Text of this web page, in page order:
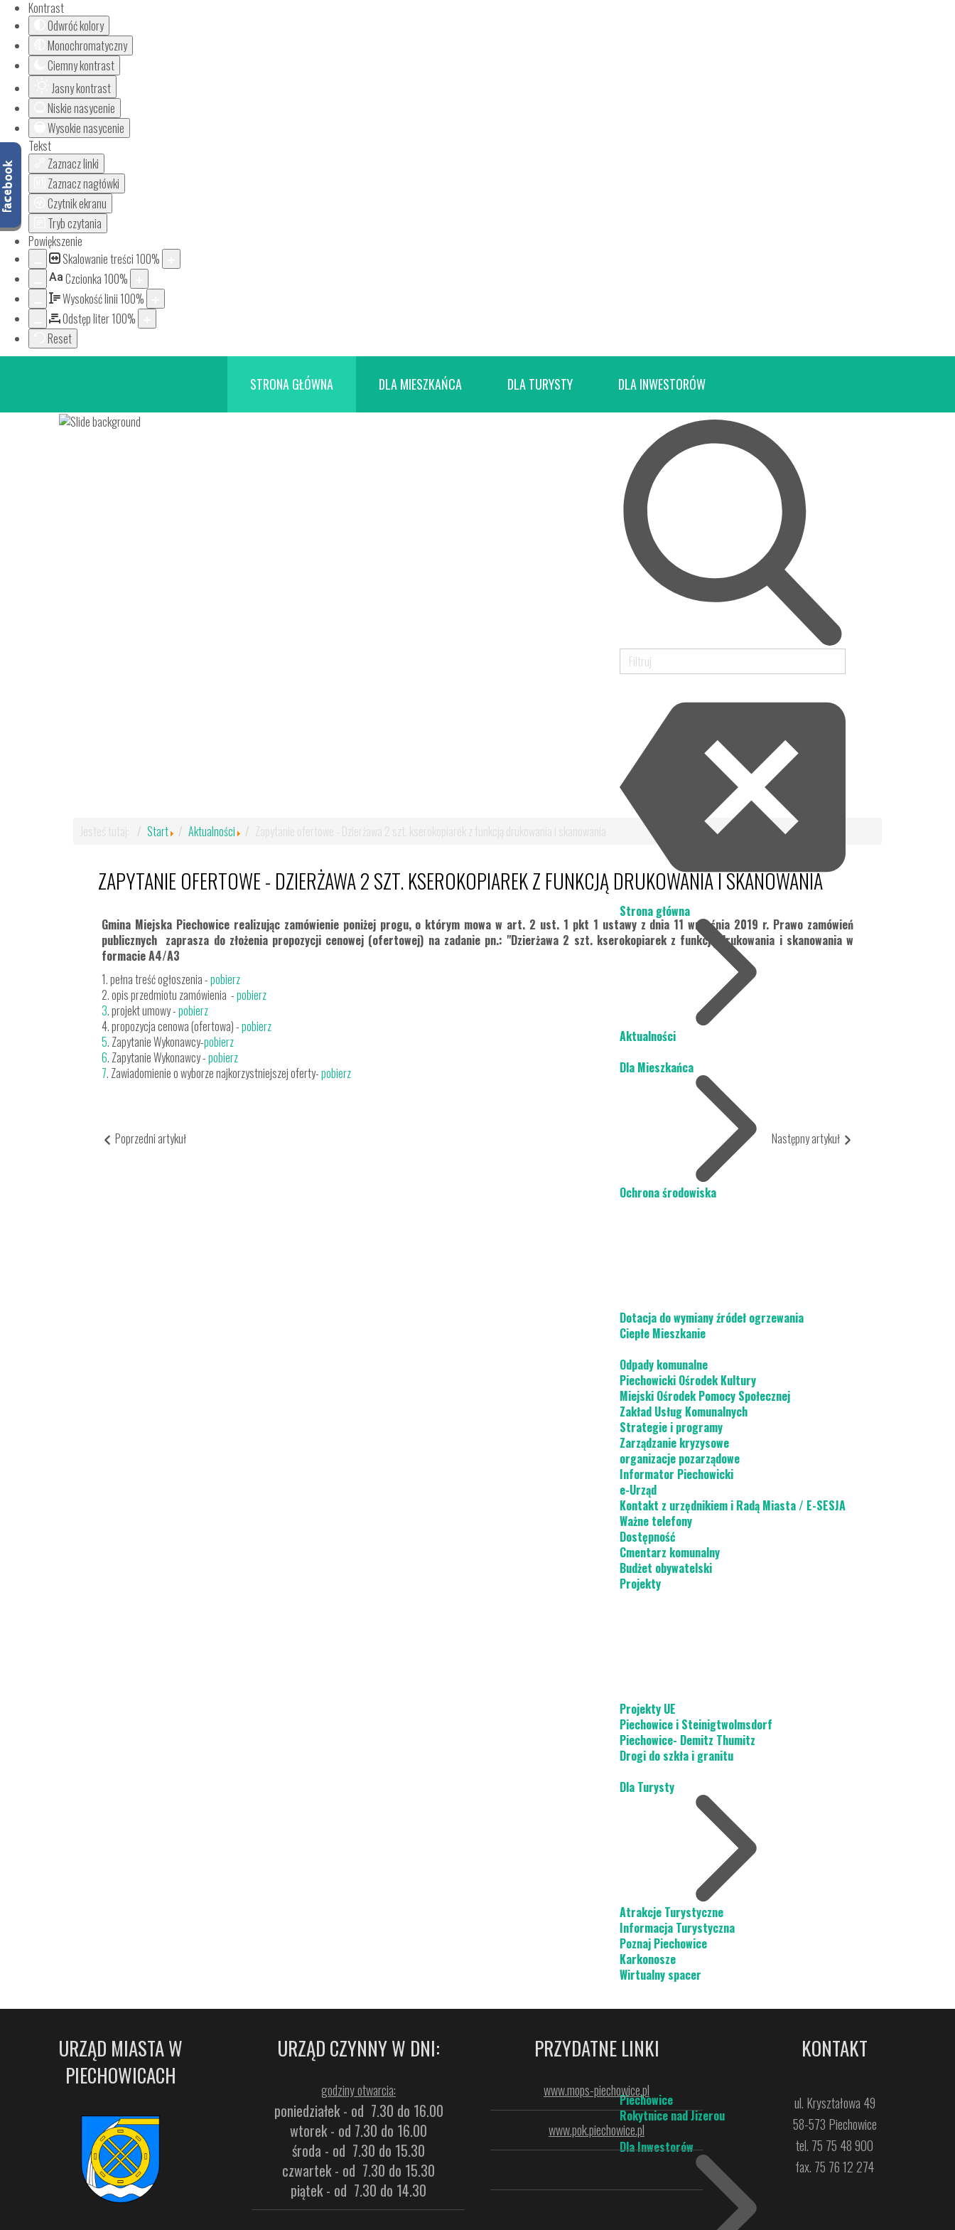
Kontrast
Odwróć kolory
Monochromatyczny
Ciemny kontrast
Jasny kontrast
Niskie nasycenie
Wysokie nasycenie
Tekst
Zaznacz linki
Zaznacz nagłówki
Czytnik ekranu
Tryb czytania
Powiększenie
Skalowanie treści 100%
Aa Czcionka 100%
Wysokość linii 100%
Odstęp liter100%
Reset
STRONA GŁÓWNA DLA MIESZKAŃCA DLA TURYSTY DLA INWESTORÓW
Strona główna
Aktualności
Dla Mieszkańca
Ochrona środowiska
Dotacja do wymiany źródeł ogrzewania
Ciepłe Mieszkanie
Odpady komunalne
Piechowicki Ośrodek Kultury
Miejski Ośrodek Pomocy Społecznej
Zakład Usług Komunalnych
Strategie i programy
Zarządzanie kryzysowe
organizacje pozarządowe
Informator Piechowicki
e-Urząd
Kontakt z urzędnikiem i Radą Miasta / E-SESJA
Ważne telefony
Dostępność
Cmentarz komunalny
Budżet obywatelski
Projekty
Projekty UE
Piechowice i Steinigtwolmsdorf
Piechowice- Demitz Thumitz
Drogi do szkła i granitu
Dla Turysty
Atrakcje Turystyczne
Informacja Turystyczna
Poznaj Piechowice
Karkonosze
Wirtualny spacer
Piechowice
Rokytnice nad Jizerou
Dla Inwestorów
Jesteś tutaj: Start Aktualności Zapytanie ofertowe - Dzierżawa 2 szt. kserokopiarek z funkcją drukowania i skanowania
ZAPYTANIE OFERTOWE - DZIERŻAWA 2 SZT. KSEROKOPIAREK Z FUNKCJĄ DRUKOWANIA I SKANOWANIA
Gmina Miejska Piechowice realizując zamówienie poniżej progu, o którym mowa w art. 2 ust. 1 pkt 1 ustawy z dnia 11 września 2019 r. Prawo zamówień
publicznych zaprasza do złożenia propozycji cenowej (ofertowej) na zadanie pn.: "Dzierżawa 2 szt. kserokopiarek z funkcją drukowania i skanowania w
formacie A4/A3
1. pełna treść ogłoszenia -pobierz
2. opis przedmiotu zamówienia -pobierz
3. projekt umowy -pobierz
4. propozycja cenowa (ofertowa) -pobierz
5. Zapytanie Wykonawcy-pobierz
6. Zapytanie Wykonawcy -pobierz
7. Zawiadomienie o wyborze najkorzystniejszej oferty-pobierz
Poprzedni artykuł Następny artykuł
URZĄD MIASTA W
PIECHOWICACH
URZĄD CZYNNY W DNI:
godziny otwarcia:
poniedziałek - od 7.30 do 16.00
wtorek - od 7.30 do 16.00
środa - od 7.30 do 15.30
czwartek - od 7.30 do 15.30
piątek - od 7.30 do 14.30
PRZYDATNE LINKI
www.mops-piechowice.pl
www.pok.piechowice.pl
KONTAKT
ul. Kryształowa 49
58-573 Piechowice
tel. 75 75 48 900
fax. 75 76 12 274